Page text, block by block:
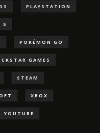
PLAYSTATION
5
POKÉMON GO
GAMES
STEAM
XBOX
YOUTUBE